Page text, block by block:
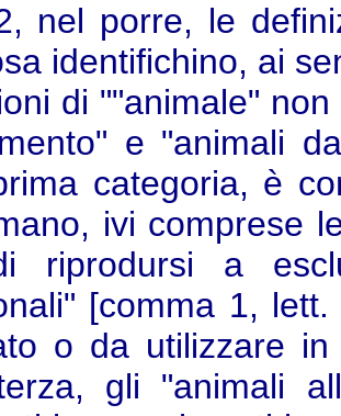
nel porre, le
identifichino, ai
di ""animale"
e "animali
categoria, è
ivi comprese
riprodursi a
[comma 1,
o da utilizzare
gli "animali